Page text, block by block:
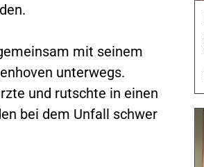
mit seinem
unterwegs.
und rutschte in einen
bei dem Unfall schwer